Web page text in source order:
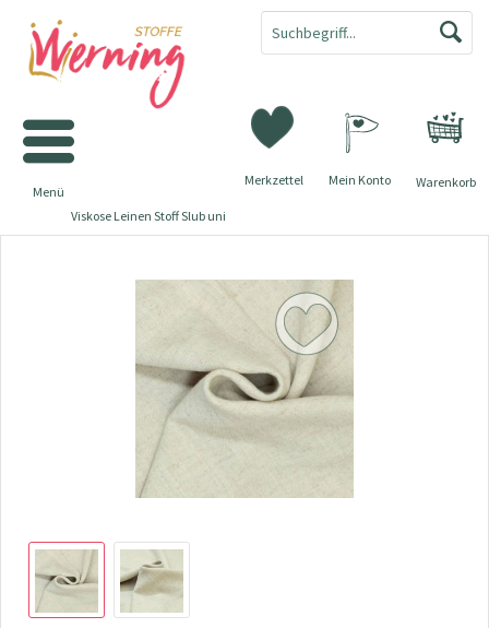
Warenkorb
Merkzettel Mein Konto
Menü
Viskose Leinen Stoff Slub uni